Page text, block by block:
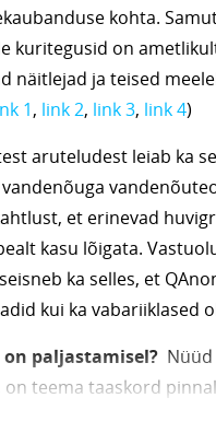
kohta.
kuritegusid on
näitlejad ja teised
1, link 2, link 3, link 4)
aruteludest leiab ka
et erinevad
kasu lõigata.
ka selles, et
kui ka vabariiklased
paljastamisel?
on teema taaskord